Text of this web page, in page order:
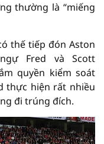
thường là “miếng
thế tiếp đón Aston
Fred và Scott
quyền kiểm soát
thực hiện rất nhiều
đi trúng đích.